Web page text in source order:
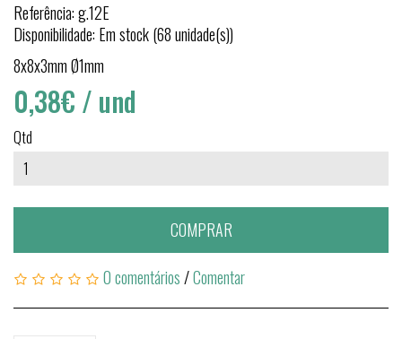
Referência: g.12E
Disponibilidade: Em stock (68 unidade(s))
8x8x3mm Ø1mm
0,38€ / und
Qtd
COMPRAR
0 comentários/Comentar